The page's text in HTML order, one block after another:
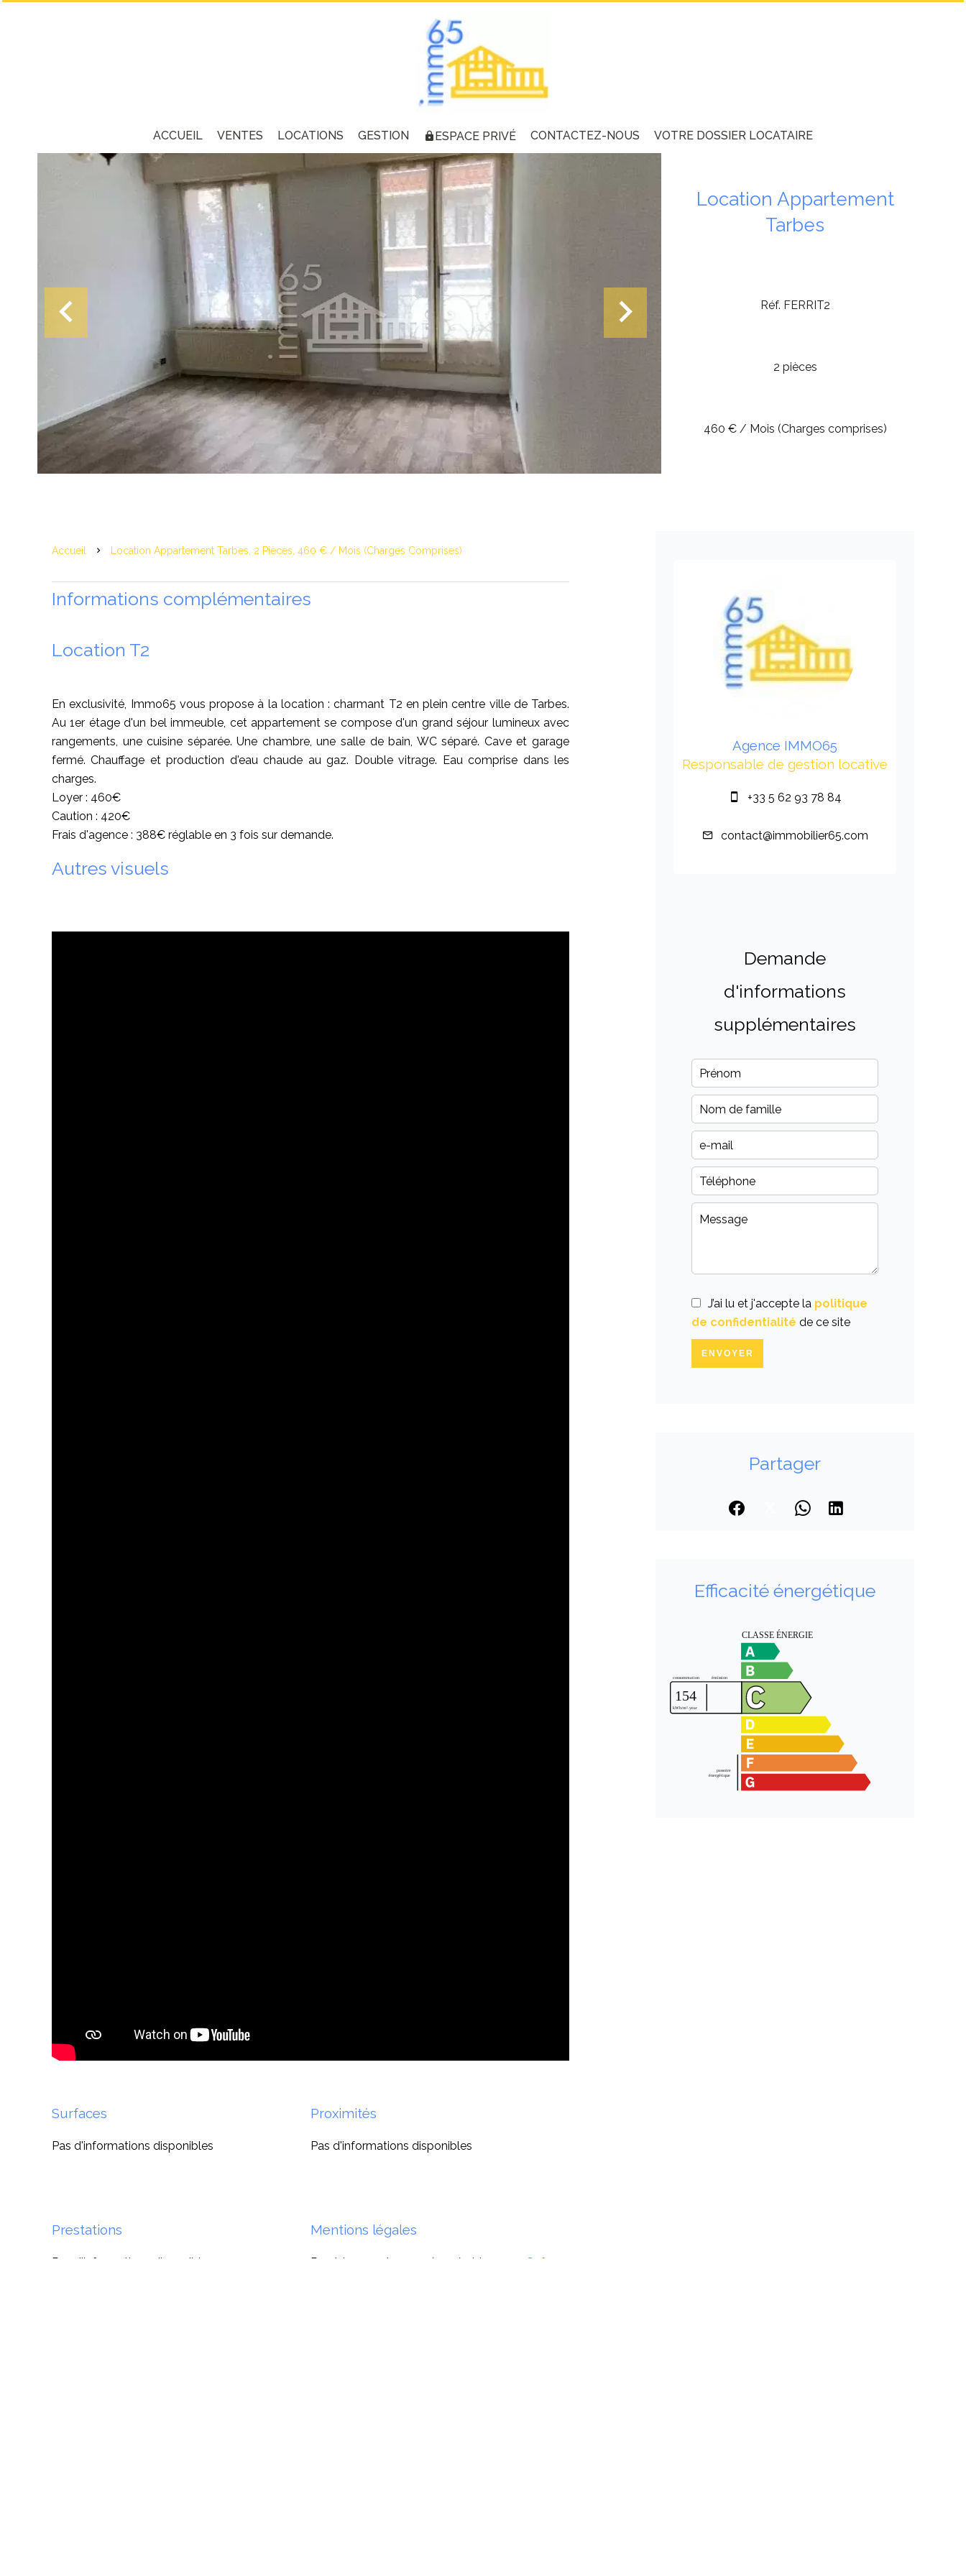
ACCUEIL VENTES LOCATIONS GESTION ESPACE PRIVÉ CONTACTEZ-NOUS VOTRE DOSSIER LOCATAIRE
Location Appartement
Tarbes
Réf. FERRIT2
2 pièces
460 € / Mois (Charges comprises)
Accueil Location Appartement Tarbes, 2 Pièces, 460 € / Mois (Charges Comprises)
Informations complémentaires
Location T2
En exclusivité, Immo65 vous propose à la location : charmant T2 en plein centre ville de Tarbes.
Au 1er étage d'un bel immeuble, cet appartement se compose d'un grand séjour lumineux avec
rangements, une cuisine séparée. Une chambre, une salle de bain, WC séparé. Cave et garage
fermé. Chauffage et production d'eau chaude au gaz. Double vitrage. Eau comprise dans les
charges.
Loyer : 460€
Caution : 420€
Frais d'agence : 388€ réglable en 3 fois sur demande.
Autres visuels
Surfaces
Pas d'informations disponibles
Proximités
Pas d'informations disponibles
Prestations
Pas d'informations disponibles
Mentions légales
Provision sur charges récupérables
40 € /
Agence IMMO65
Responsable de gestion locative
+33 5 62 93 78 84
contact@immobilier65.com
Demande
d'informations
supplémentaires
J’ai lu et j'accepte la politique
de confidentialité de ce site
ENVOYER
Partager
Efficacité énergétique